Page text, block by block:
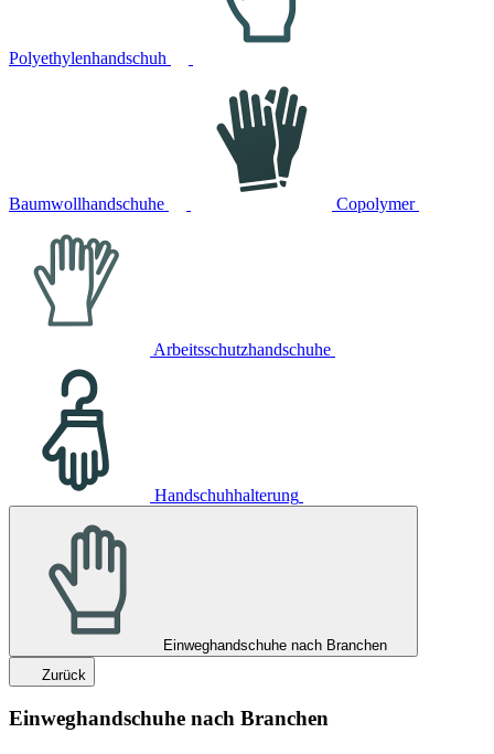
Polyethylenhandschuh
Baumwollhandschuhe Copolymer
Arbeitsschutzhandschuhe
Handschuhhalterung
Einweghandschuhe nach Branchen
Zurück
Einweghandschuhe nach Branchen